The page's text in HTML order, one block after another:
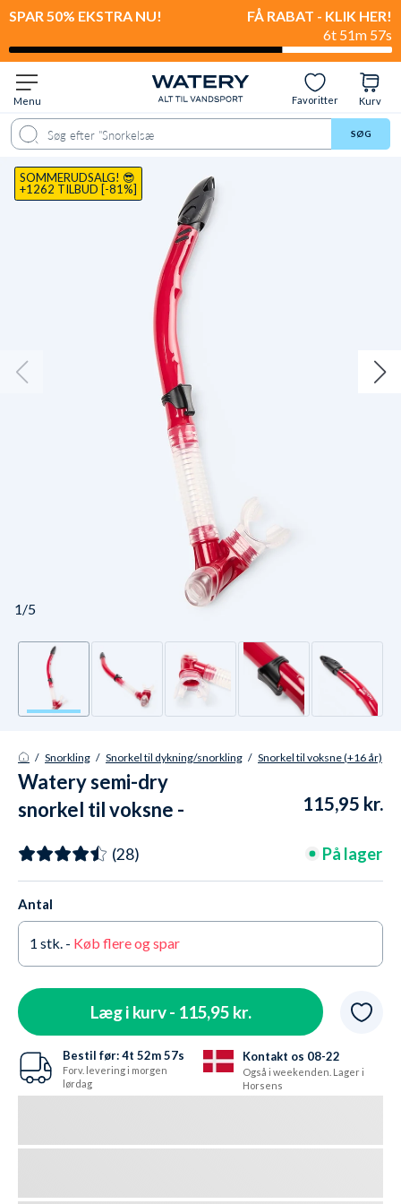
SPAR 50% EKSTRA NU!
FÅ RABAT - KLIK HER!
6t 51m 56s
Menu Favoritter Kurv
SØG
Spørgsmål & svar Anbefalet til Anmeldelser
SOMMERUDSALG! 😎
+1262 TILBUD [-81%]
1/5
/ Snorkling / Snorkel til dykning/snorkling / Snorkel til voksne (+16 år)
Watery semi-dry
snorkel til voksne -
115,95 kr.
(28) På lager
Antal
1 stk. - Køb flere og spar
Læg i kurv - 115,95 kr.
Bestil før:4t 52m56s
Forv. levering i morgen
lørdag
Kontakt os 08-22
Også i weekenden. Lager i
Horsens